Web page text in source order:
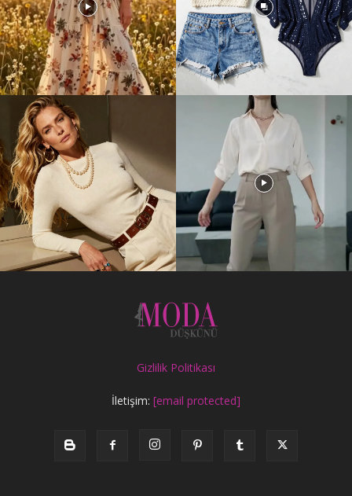
Gizlilik Politikası
İletişim: [email protected]